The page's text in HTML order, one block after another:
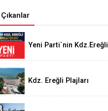
Yeni Parti`nin Kdz.Ereğli
Kdz. Ereğli Plajları
Sahip